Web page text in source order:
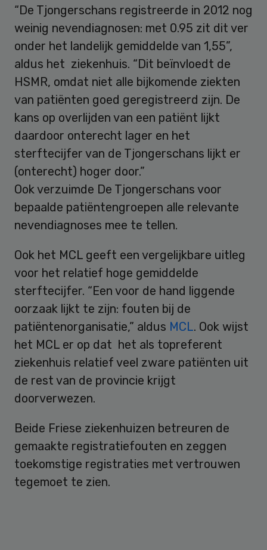
“De Tjongerschans registreerde in 2012 nog
weinig nevendiagnosen: met 0.95 zit dit ver
onder het landelijk gemiddelde van 1,55”,
aldus het ziekenhuis. “Dit beïnvloedt de
HSMR, omdat niet alle bijkomende ziekten
van patiënten goed geregistreerd zijn. De
kans op overlijden van een patiënt lijkt
daardoor onterecht lager en het
sterftecijfer van de Tjongerschans lijkt er
(onterecht) hoger door.”
Ook verzuimde De Tjongerschans voor
bepaalde patiëntengroepen alle relevante
nevendiagnoses mee te tellen.
Ook het MCL geeft een vergelijkbare uitleg
voor het relatief hoge gemiddelde
sterftecijfer. “Een voor de hand liggende
oorzaak lijkt te zijn: fouten bij de
patiëntenorganisatie,” aldus MCL. Ook wijst
het MCL er op dat het als topreferent
ziekenhuis relatief veel zware patiënten uit
de rest van de provincie krijgt
doorverwezen.
Beide Friese ziekenhuizen betreuren de
gemaakte registratiefouten en zeggen
toekomstige registraties met vertrouwen
tegemoet te zien.